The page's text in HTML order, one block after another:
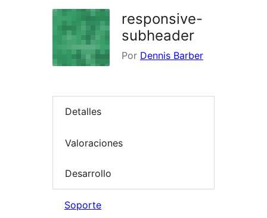
responsive-
subheader
Por Dennis Barber
Detalles
Valoraciones
Desarrollo
Soporte